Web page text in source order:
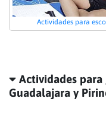
Actividades para
Actividades
Guadalajara y